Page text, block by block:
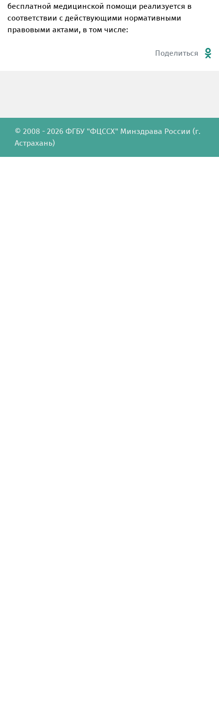
бесплатной медицинской помощи реализуется в
соответствии с действующими нормативными
правовыми актами, в том числе:
Поделиться
© 2008 - 2026 ФГБУ "ФЦССХ" Минздрава России (г.
Астрахань)